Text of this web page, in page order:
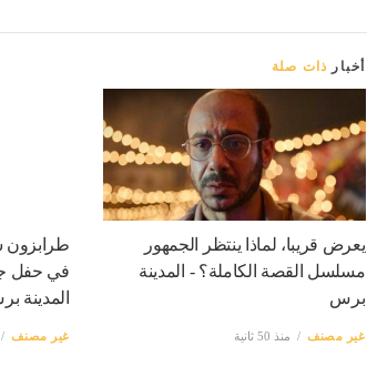
أخبار ذات صلة
يعرض قريبا، لماذا ينتظر الجمهور
مسلسل القصة الكاملة؟ - المدينة
برس
غير مصنف منذ 50 ثانية
طرابزون
في حفل
المدينة
غير مصنف